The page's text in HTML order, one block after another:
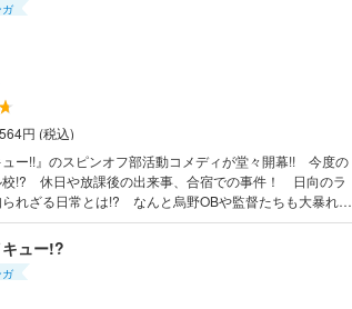
円 (税込)
ー!!』のスピンオフ部活動コメディが堂々開幕!! 今度の
校!? 休日や放課後の出来事、合宿での事件！ 日向のラ
れざる日常とは!? なんと烏野OBや監督たちも大暴れの
ュー!?